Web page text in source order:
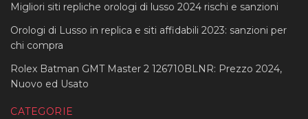
Migliori siti repliche orologi di lusso 2024 rischi e sanzioni
Orologi di Lusso in replica e siti affidabili 2023: sanzioni per
chi compra
Rolex Batman GMT Master 2 126710BLNR: Prezzo 2024,
Nuovo ed Usato
CATEGORIE